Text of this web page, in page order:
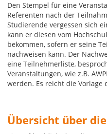
Den Stempel für eine
Referenten nach der
Studierende vergessen sich
kann er diesen vom
bekommen, sofern er seine
nachweisen kann. Der
eine Teilnehmerliste,
Veranstaltungen, wie z.B.
werden. Es reicht die Vorlage
Übersicht über